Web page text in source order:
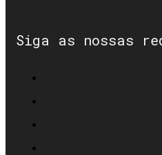
Siga as nossas